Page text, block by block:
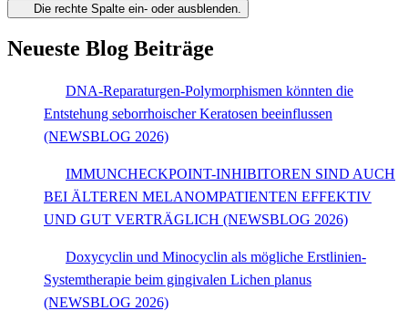
Die rechte Spalte ein- oder ausblenden.
Neueste Blog Beiträge
DNA-Reparaturgen-Polymorphismen könnten die
Entstehung seborrhoischer Keratosen beeinflussen
(NEWSBLOG 2026)
IMMUNCHECKPOINT-INHIBITOREN SIND AUCH
BEI ÄLTEREN MELANOMPATIENTEN EFFEKTIV
UND GUT VERTRÄGLICH (NEWSBLOG 2026)
Doxycyclin und Minocyclin als mögliche Erstlinien-
Systemtherapie beim gingivalen Lichen planus
(NEWSBLOG 2026)